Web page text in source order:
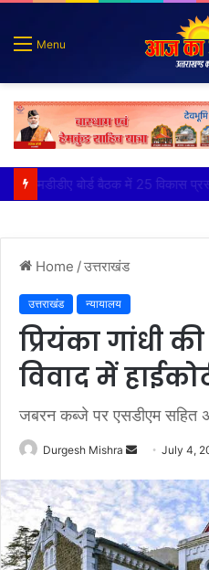
Menu
Home /उत्तराखंड
उत्तराखंड न्यायालय
प्रियंका गांधी
विवाद में
जबरन कब्जे पर एसडीएम सहित
Durgesh Mishra
Send
email
July 4,